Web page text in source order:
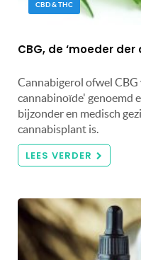
CBD & THC
CBG, de ‘moeder
Cannabigerol ofwel
cannabinoïde' genoemd
bijzonder en medisch
cannabisplant is.
LEES VERDER